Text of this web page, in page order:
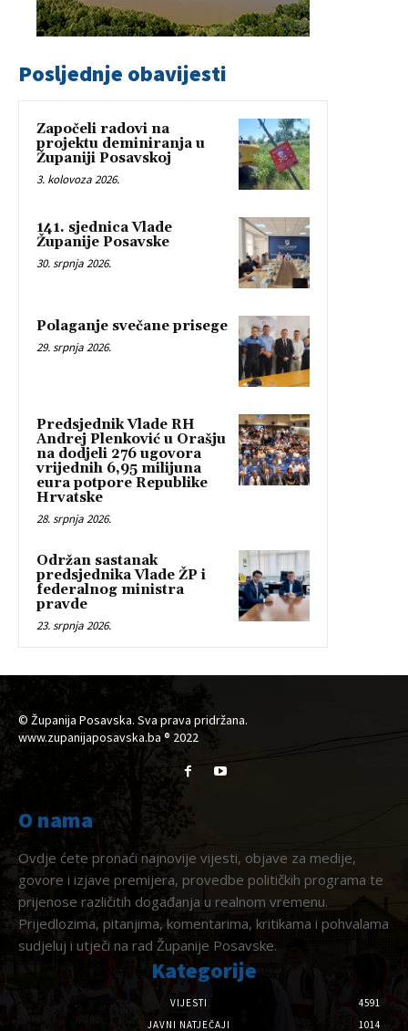
Posljednje obavijesti
Započeli radovi na
projektu deminiranja u
Županiji Posavskoj
3. kolovoza 2026.
141. sjednica Vlade
Županije Posavske
30. srpnja 2026.
Polaganje svečane prisege
29. srpnja 2026.
Predsjednik Vlade RH
Andrej Plenković u Orašju
na dodjeli 276 ugovora
vrijednih 6,95 milijuna
eura potpore Republike
Hrvatske
28. srpnja 2026.
Održan sastanak
predsjednika Vlade ŽP i
federalnog ministra
pravde
23. srpnja 2026.
© Županija Posavska. Sva prava pridržana.
www.zupanijaposavska.ba ® 2022
O nama
Ovdje ćete pronaći najnovije vijesti, objave za medije,
govore i izjave premijera, provedbe političkih programa te
prijenose različitih događanja u realnom vremenu.
Prijedlozima, pitanjima, komentarima, kritikama i pohvalama
sudjeluj i utječi na rad Županije Posavske.
Kategorije
VIJESTI
4591
JAVNI NATJEČAJI
1014